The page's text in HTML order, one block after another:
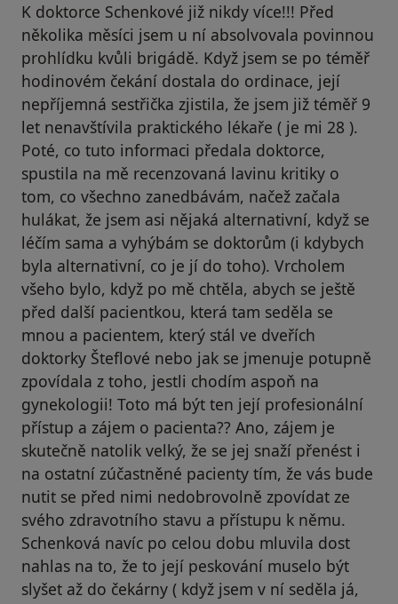
K doktorce Schenkové již nikdy více!!! Před
několika měsíci jsem u ní absolvovala povinnou
prohlídku kvůli brigádě. Když jsem se po téměř
hodinovém čekání dostala do ordinace, její
nepříjemná sestřička zjistila, že jsem již téměř 9
let nenavštívila praktického lékaře ( je mi 28 ).
Poté, co tuto informaci předala doktorce,
spustila na mě recenzovaná lavinu kritiky o
tom, co všechno zanedbávám, načež začala
hulákat, že jsem asi nějaká alternativní, když se
léčím sama a vyhýbám se doktorům (i kdybych
byla alternativní, co je jí do toho). Vrcholem
všeho bylo, když po mě chtěla, abych se ještě
před další pacientkou, která tam seděla se
mnou a pacientem, který stál ve dveřích
doktorky Šteflové nebo jak se jmenuje potupně
zpovídala z toho, jestli chodím aspoň na
gynekologii! Toto má být ten její profesionální
přístup a zájem o pacienta?? Ano, zájem je
skutečně natolik velký, že se jej snaží přenést i
na ostatní zúčastněné pacienty tím, že vás bude
nutit se před nimi nedobrovolně zpovídat ze
svého zdravotního stavu a přístupu k němu.
Schenková navíc po celou dobu mluvila dost
nahlas na to, že to její peskování muselo být
slyšet až do čekárny ( když jsem v ní seděla já,